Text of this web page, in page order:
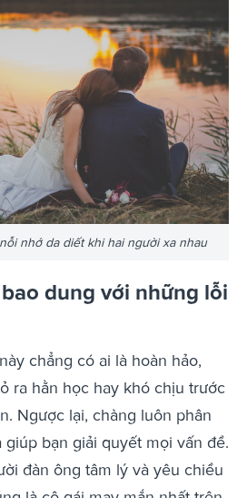
nhớ da diết khi hai người xa nhau
dung với những lỗi
chẳng có ai là hoàn hảo,
ra hằn học hay khó chịu trước
Ngược lại, chàng luôn phân
bạn giải quyết mọi vấn đề.
đàn ông tâm lý và yêu chiều